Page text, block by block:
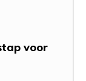
voor